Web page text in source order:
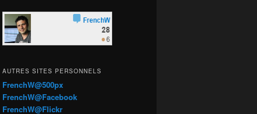
AUTRES SITES PERSONNELS
FrenchW@500px
FrenchW@Facebook
FrenchW@Flickr